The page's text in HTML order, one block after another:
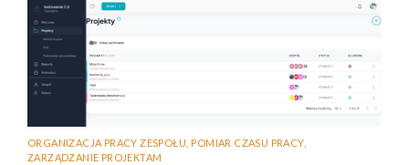
ORGANIZACJA PRACY ZESPOŁU POMIAR CZASU PRACY,
ZARZĄDZANIE PROJEKTAM